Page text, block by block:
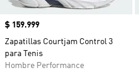
Precio
$ 159.999
Zapatillas Courtjam Control 3
para Tenis
Hombre Performance